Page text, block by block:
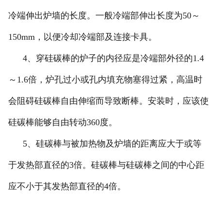
冷端伸出炉墙的长度。一般冷端部伸出长度为50～
150mm，以便冷却冷端部及连接卡具。
4、穿硅碳棒的炉子的内径应是冷端部外径的1.4
～1.6倍，炉孔过小或孔内填充物塞得过紧，高温时
会阻碍硅碳棒自由伸缩而导致断棒。安装时，应该使
硅碳棒能够自由转动360度。
5、硅碳棒与被加热物及炉墙的距离应大于或等
于发热部直径的3倍。硅碳棒与硅碳棒之间的中心距
应不小于其发热部直径的4倍。